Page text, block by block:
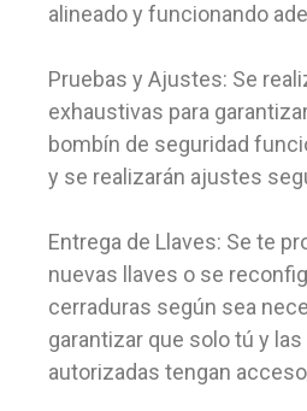
alineado y funcionando
Pruebas y Ajustes: Se
exhaustivas para
bombín de seguridad
y se realizarán ajustes
Entrega de Llaves: Se te
nuevas llaves o se
cerraduras según sea
garantizar que solo tú y
autorizadas tengan